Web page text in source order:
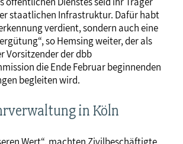
staatlichen Infrastruktur. Dafür habt
verdient, sondern auch eine
so Hemsing weiter, der als
Vorsitzender der dbb
die Ende Februar beginnenden
begleiten wird.
in Köln